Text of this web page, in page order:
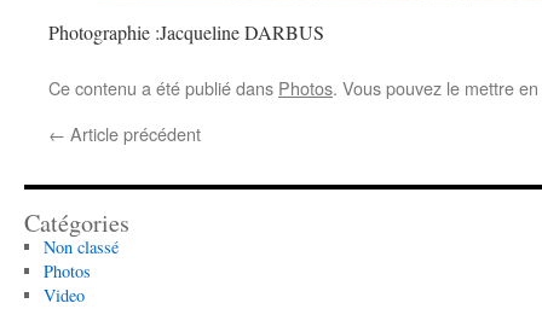
Photographie :Jacqueline DARBUS
Ce contenu a été publié dans Photos. Vous pouvez le mettre
← Article précédent
Catégories
Non classé
Photos
Video